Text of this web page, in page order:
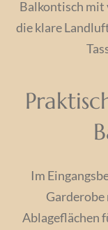
Balkontisch mit
die klare
Im
Garderobe
Ablageflächen